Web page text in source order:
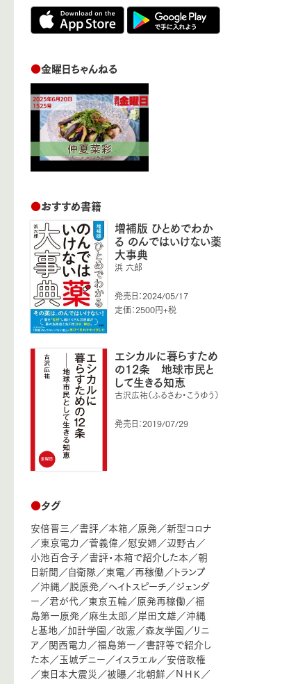
●金曜日ちゃんねる
●おすすめ書籍
増補版 ひとめでわか
る のんではいけない薬
大事典
浜 六郎
発売日：2024/05/17
定価：2500円+税
エシカルに暮らすため
の12条 地球市民と
して生きる知恵
古沢広祐（ふるさわ・こうゆう）
発売日：2019/07/29
●タグ
安倍晋三／書評／本箱／原発／新型コロナ
／東京電力／菅義偉／慰安婦／辺野古／
小池百合子／書評・本箱で紹介した本／朝
日新聞／自衛隊／東電／再稼働／トランプ
／沖縄／脱原発／ヘイトスピーチ／ジェンダ
ー／君が代／東京五輪／原発再稼働／福
島第一原発／麻生太郎／岸田文雄／沖縄
と基地／加計学園／改憲／森友学園／リニ
ア／関西電力／福島第一／書評等で紹介し
た本／玉城デニー／イスラエル／安倍政権
／東日本大震災／被曝／北朝鮮／ＮＨＫ／